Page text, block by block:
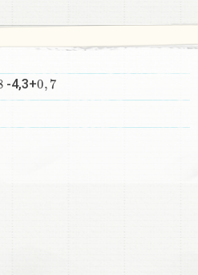
-4,3+0 ,7